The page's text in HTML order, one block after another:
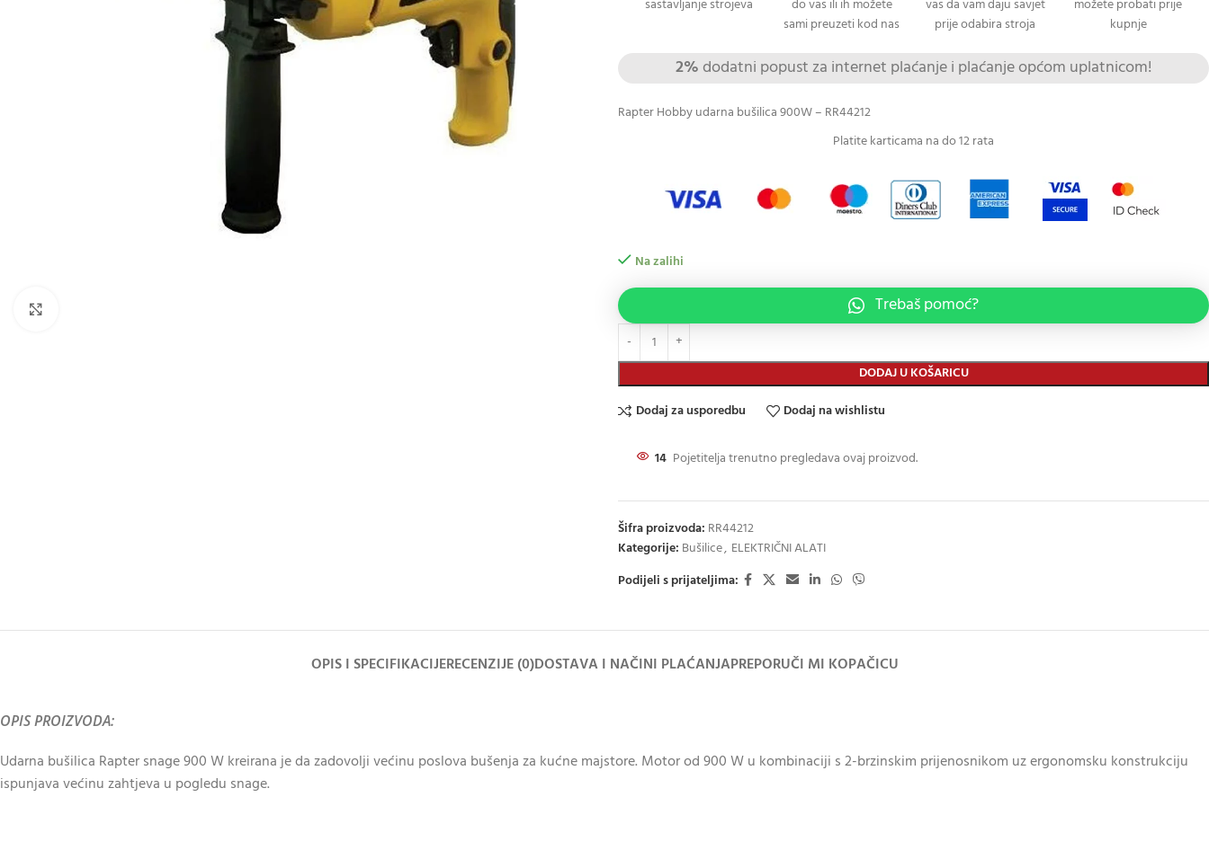
sastavljanje strojeva
do vas ili ih možete
sami preuzeti kod nas
vas da vam daju savjet
prije odabira stroja
možete probati prije
kupnje
2% dodatni popust za internet plaćanje i plaćanje općom uplatnicom!
Rapter Hobby udarna bušilica 900W – RR44212
Platite karticama na do 12 rata
Na zalihi
DODAJ U KOŠARICU
Trebaš pomoć?
Dodaj za usporedbu Dodaj na wishlistu
14 Pojetitelja trenutno pregledava ovaj proizvod.
Šifra proizvoda: RR44212
Kategorije: Bušilice, ELEKTRIČNI ALATI
Podijeli s prijateljima:
OPIS I SPECIFIKACIJERECENZIJE (0)DOSTAVA I NAČINI PLAĆANJAPREPORUČI MI KOPAČICU
OPIS PROIZVODA:
Udarna bušilica Rapter snage 900 W kreirana je da zadovolji većinu poslova bušenja za kućne majstore. Motor od 900 W u kombinaciji s 2-brzinskim prijenosnikom uz ergonomsku konstrukciju
ispunjava većinu zahtjeva u pogledu snage.